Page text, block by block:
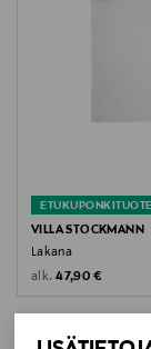
220 x 260 cm
Portugali
Valmistaja
ETUKUPONKITUOTE
VILLA STOCKMANN
Lakana
alk. Original Price
47,90 €